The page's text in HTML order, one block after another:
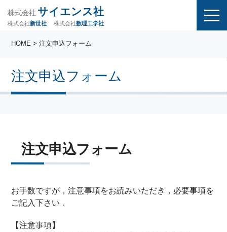
株式会社 サイエンス社
株式会社新世社 株式会社数理工学社
注文申込フォーム
HOME > 注文申込フォーム
注文申込フォーム
お手数ですが，注意事項をお読みいただき，必要事項を
ご記入下さい．
【注意事項】